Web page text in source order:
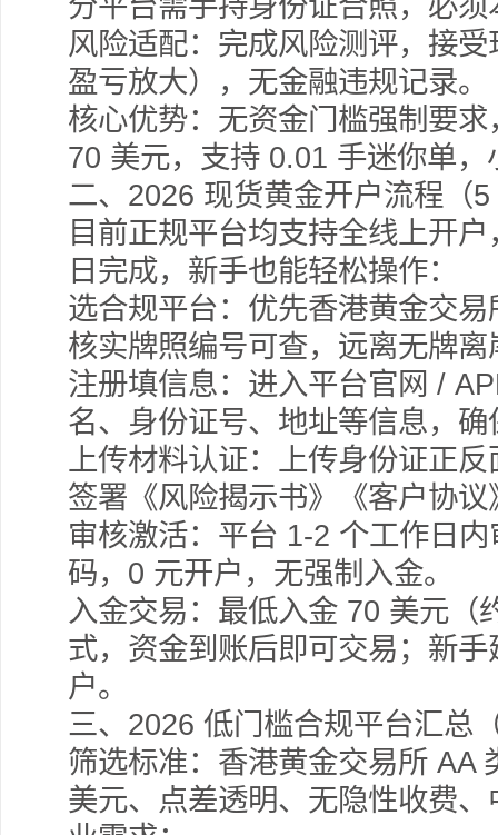
风险适配：完成风险测评，接
盈亏放大），无金融违规记录。
核心优势：无资金门槛强制要
70 美元，支持 0.01 手迷你单，
二、2026 现货黄金开户流程（
目前正规平台均支持全线上开
日完成，新手也能轻松操作：
选合规平台：优先香港黄金交
核实牌照编号可查，远离无牌离
注册填信息：进入平台官网 /
名、身份证号、地址等信息，
上传材料认证：上传身份证正
签署《风险揭示书》《客户协议
审核激活：平台 1-2 个工作日
码，0 元开户，无强制入金。
入金交易：最低入金 70 美元（
式，资金到账后即可交易；新
户。
三、2026 低门槛合规平台汇总
筛选标准：香港黄金交易所 AA
美元、点差透明、无隐性收费